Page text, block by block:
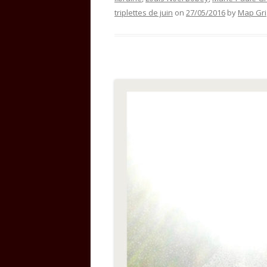
triplettes de juin on 27/05/2016 by Map Gri